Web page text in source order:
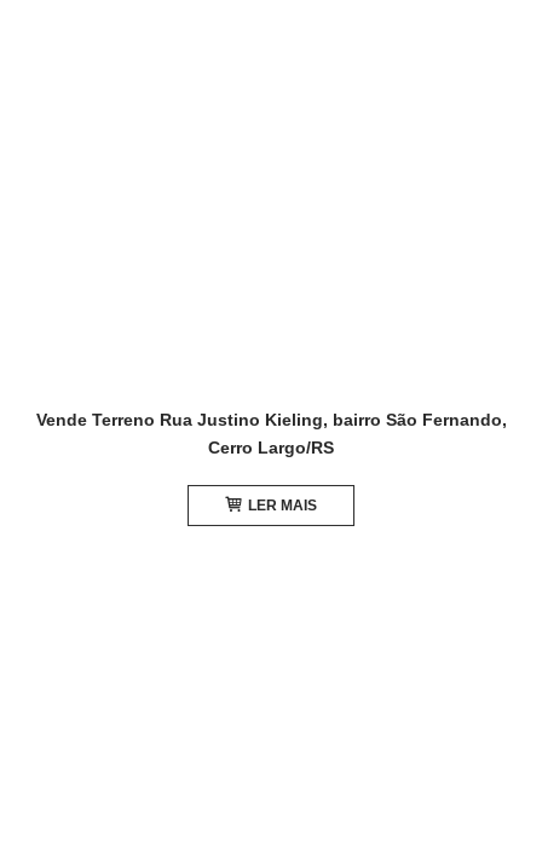
Vende Terreno Rua Justino Kieling, bairro São Fernando,
Cerro Largo/RS
LER MAIS